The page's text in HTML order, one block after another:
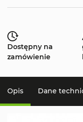
Dostępny na
zamówienie
Opis Dane